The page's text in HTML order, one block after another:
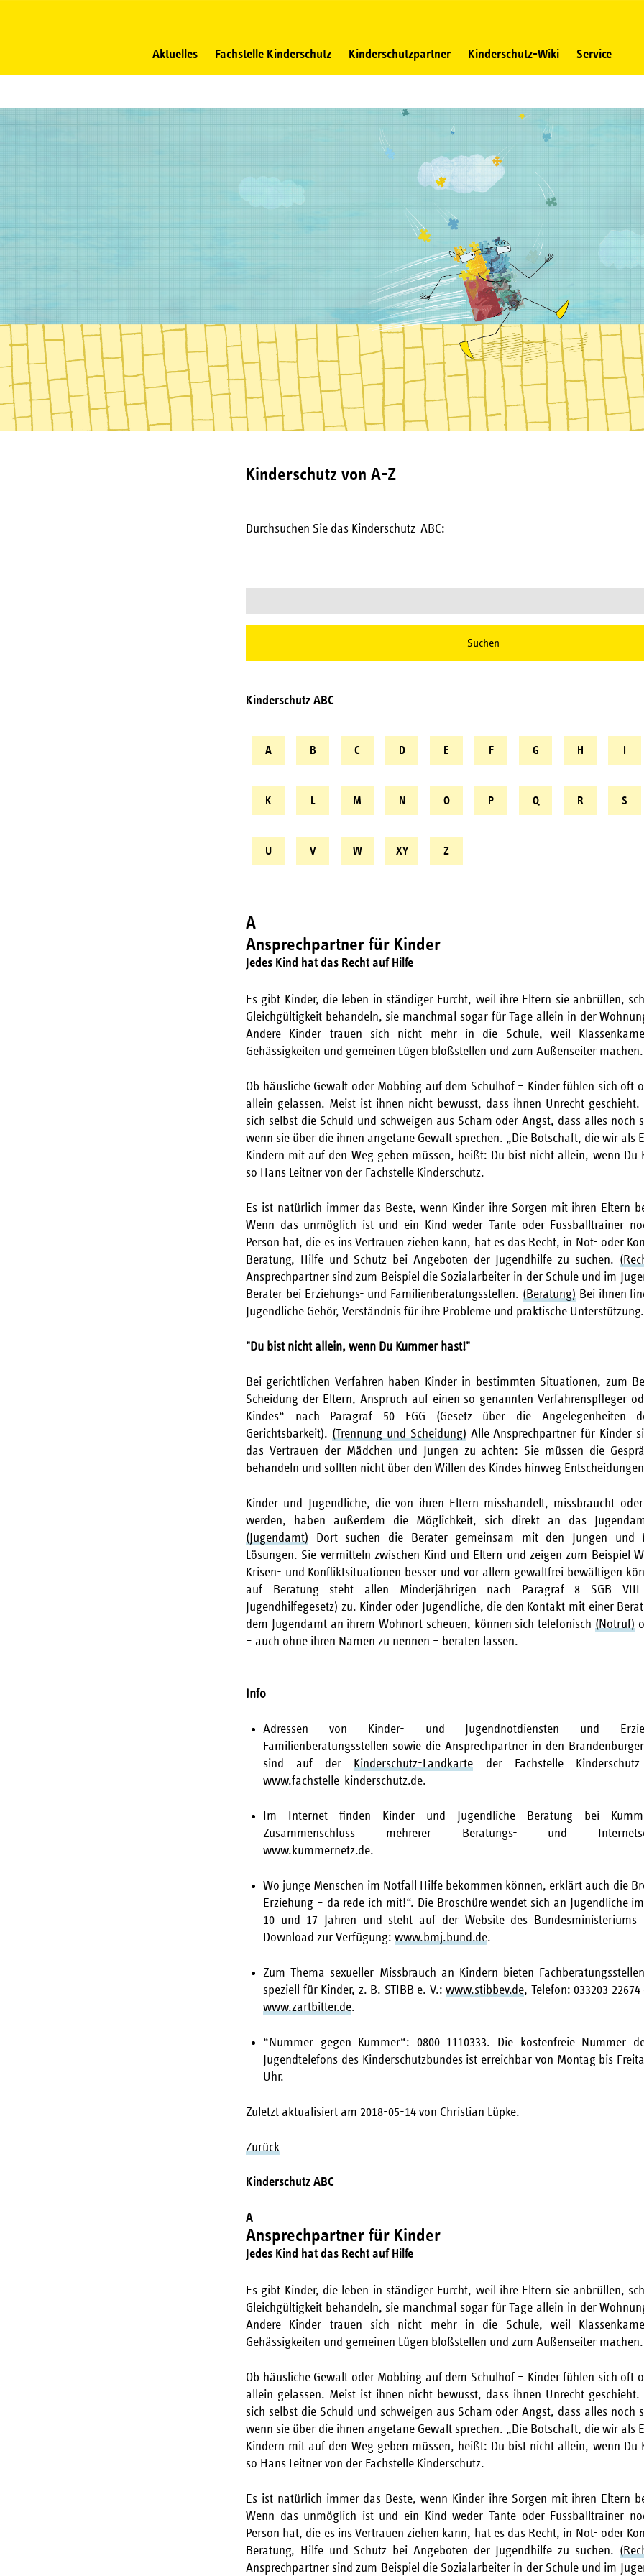
Aktuelles Fachstelle Kinderschutz Kinderschutzpartner Kinderschutz-Wiki Service
Kinderschutz von A-Z
Durchsuchen Sie das Kinderschutz-ABC:
Suchen
Kinderschutz ABC
A B C D E F G H I
K L M N O P Q R S
U V W XY Z
A
Ansprechpartner für Kinder
Jedes Kind hat das Recht auf Hilfe
Es gibt Kinder, die leben in ständiger Furcht, weil ihre Eltern sie anbrüllen,
Gleichgültigkeit behandeln, sie manchmal sogar für Tage allein in der
Andere Kinder trauen sich nicht mehr in die Schule, weil
Gehässigkeiten und gemeinen Lügen bloßstellen und zum Außenseiter machen.
Ob häusliche Gewalt oder Mobbing auf dem Schulhof – Kinder fühlen sich oft
allein gelassen. Meist ist ihnen nicht bewusst, dass ihnen Unrecht geschieht.
sich selbst die Schuld und schweigen aus Scham oder Angst, dass alles noch
wenn sie über die ihnen angetane Gewalt sprechen. „Die Botschaft, die wir als
Kindern mit auf den Weg geben müssen, heißt: Du bist nicht allein, wenn Du
so Hans Leitner von der Fachstelle Kinderschutz.
Es ist natürlich immer das Beste, wenn Kinder ihre Sorgen mit ihren Eltern
Wenn das unmöglich ist und ein Kind weder Tante oder Fussballtrainer
Person hat, die es ins Vertrauen ziehen kann, hat es das Recht, in Not- oder
Beratung, Hilfe und Schutz bei Angeboten der Jugendhilfe zu suchen.
Ansprechpartner sind zum Beispiel die Sozialarbeiter in der Schule und im
Berater bei Erziehungs- und Familienberatungsstellen. (Beratung) Bei ihnen
Jugendliche Gehör, Verständnis für ihre Probleme und praktische Unterstützung.
"Du bist nicht allein, wenn Du Kummer hast!"
Bei gerichtlichen Verfahren haben Kinder in bestimmten Situationen, zum
Scheidung der Eltern, Anspruch auf einen so genannten Verfahrenspfleger
Kindes“ nach Paragraf 50 FGG (Gesetz über die Angelegenheiten
Gerichtsbarkeit). (Trennung und Scheidung) Alle Ansprechpartner für Kinder
das Vertrauen der Mädchen und Jungen zu achten: Sie müssen die
behandeln und sollten nicht über den Willen des Kindes hinweg
Kinder und Jugendliche, die von ihren Eltern misshandelt, missbraucht
werden, haben außerdem die Möglichkeit, sich direkt an das
(Jugendamt) Dort suchen die Berater gemeinsam mit den Jungen und
Lösungen. Sie vermitteln zwischen Kind und Eltern und zeigen zum Beispiel
Krisen- und Konfliktsituationen besser und vor allem gewaltfrei bewältigen
auf Beratung steht allen Minderjährigen nach Paragraf 8 SGB
Jugendhilfegesetz) zu. Kinder oder Jugendliche, die den Kontakt mit einer
dem Jugendamt an ihrem Wohnort scheuen, können sich telefonisch (Notruf)
– auch ohne ihren Namen zu nennen – beraten lassen.
Info
Adressen von Kinder- und Jugendnotdiensten und
Familienberatungsstellen sowie die Ansprechpartner in den
sind auf der
Kinderschutz-Landkarte der Fachstelle Kinderschutz
www.fachstelle-kinderschutz.de.
Im Internet finden Kinder und Jugendliche Beratung bei
Zusammenschluss mehrerer Beratungs- und
www.kummernetz.de.
Wo junge Menschen im Notfall Hilfe bekommen können, erklärt auch die
Erziehung – da rede ich mit!“. Die Broschüre wendet sich an Jugendliche
10 und 17 Jahren und steht auf der Website des Bundesministeriums
Download zur Verfügung: www.bmj.bund.de.
Zum Thema sexueller Missbrauch an Kindern bieten
speziell für Kinder, z. B. STIBB e. V.:www.stibbev.de, Telefon: 033203
www.zartbitter.de.
“Nummer gegen Kummer“: 0800 1110333. Die kostenfreie Nummer
Jugendtelefons des Kinderschutzbundes ist erreichbar von Montag bis
Uhr.
Zuletzt aktualisiert am 2018-05-14 von Christian Lüpke.
Zurück
Kinderschutz ABC
A
Ansprechpartner für Kinder
Jedes Kind hat das Recht auf Hilfe
Es gibt Kinder, die leben in ständiger Furcht, weil ihre Eltern sie anbrüllen,
Gleichgültigkeit behandeln, sie manchmal sogar für Tage allein in der
Andere Kinder trauen sich nicht mehr in die Schule, weil
Gehässigkeiten und gemeinen Lügen bloßstellen und zum Außenseiter machen.
Ob häusliche Gewalt oder Mobbing auf dem Schulhof – Kinder fühlen sich oft
allein gelassen. Meist ist ihnen nicht bewusst, dass ihnen Unrecht geschieht.
sich selbst die Schuld und schweigen aus Scham oder Angst, dass alles noch
wenn sie über die ihnen angetane Gewalt sprechen. „Die Botschaft, die wir als
Kindern mit auf den Weg geben müssen, heißt: Du bist nicht allein, wenn Du
so Hans Leitner von der Fachstelle Kinderschutz.
Es ist natürlich immer das Beste, wenn Kinder ihre Sorgen mit ihren Eltern
Wenn das unmöglich ist und ein Kind weder Tante oder Fussballtrainer
Person hat, die es ins Vertrauen ziehen kann, hat es das Recht, in Not- oder
Beratung, Hilfe und Schutz bei Angeboten der Jugendhilfe zu suchen.
Ansprechpartner sind zum Beispiel die Sozialarbeiter in der Schule und im